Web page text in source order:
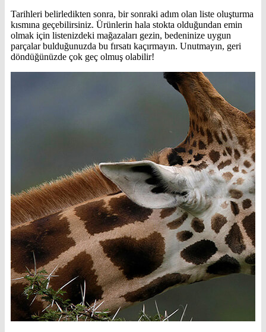
Tarihleri belirledikten sonra, bir sonraki adım olan liste oluşturma
kısmına geçebilirsiniz. Ürünlerin hala stokta olduğundan emin
olmak için listenizdeki mağazaları gezin, bedeninize uygun
parçalar bulduğunuzda bu fırsatı kaçırmayın. Unutmayın, geri
döndüğünüzde çok geç olmuş olabilir!